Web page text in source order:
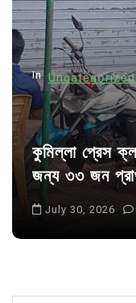
i
o
n
In Uncategorized
কুমিল্লা প্রেস
জন্য ৩৩ জন
July 30, 2026